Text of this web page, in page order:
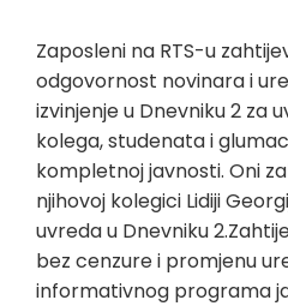
Zaposleni na RTS-u
odgovornost novinara i
izvinjenje u Dnevniku 2 za
kolega, studenata i
kompletnoj javnosti. Oni
njihovoj kolegici Lidiji
uvreda u Dnevniku
bez cenzure i promjenu
informativnog programa